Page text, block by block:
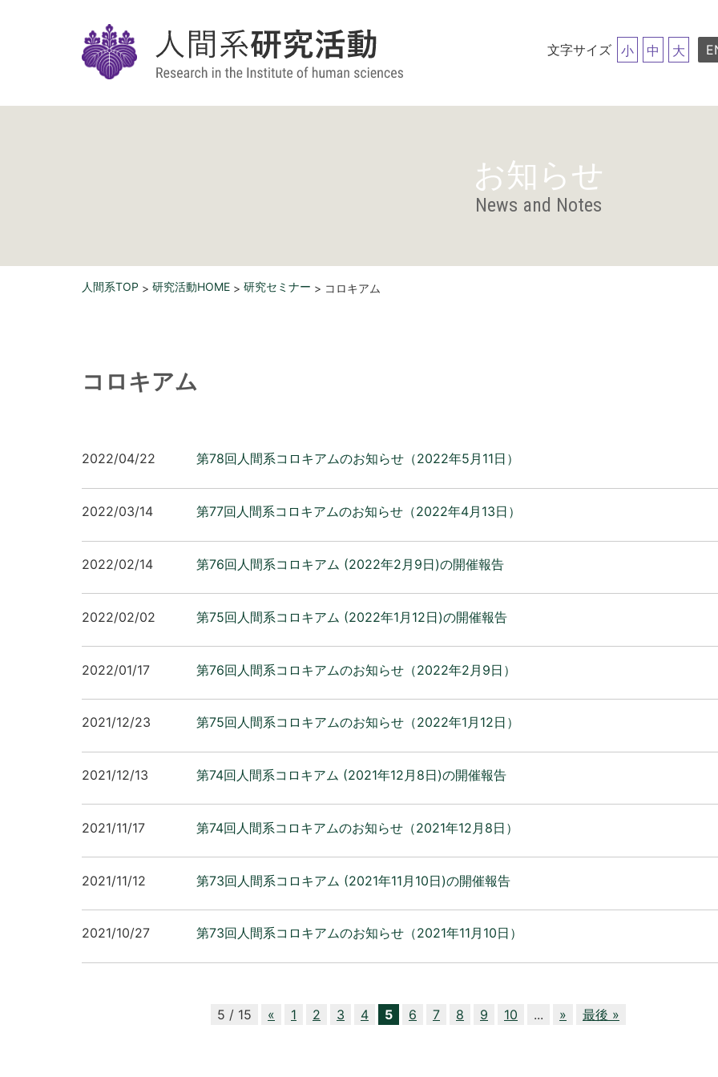
文字サイズ 小 中 大
お知らせ
News and Notes
人間系TOP > 研究活動HOME > 研究セミナー > コロキアム
コロキアム
2022/04/22 第78回人間系コロキアムのお知らせ（2022年5月11日）
2022/03/14 第77回人間系コロキアムのお知らせ（2022年4月13日）
2022/02/14 第76回人間系コロキアム (2022年2月9日)の開催報告
2022/02/02 第75回人間系コロキアム (2022年1月12日)の開催報告
2022/01/17 第76回人間系コロキアムのお知らせ（2022年2月9日）
2021/12/23 第75回人間系コロキアムのお知らせ（2022年1月12日）
2021/12/13 第74回人間系コロキアム (2021年12月8日)の開催報告
2021/11/17 第74回人間系コロキアムのお知らせ（2021年12月8日）
2021/11/12 第73回人間系コロキアム (2021年11月10日)の開催報告
2021/10/27 第73回人間系コロキアムのお知らせ（2021年11月10日）
5 / 15 « 1 2 3 4 5 6 7 8 9 10 ... » 最後 »